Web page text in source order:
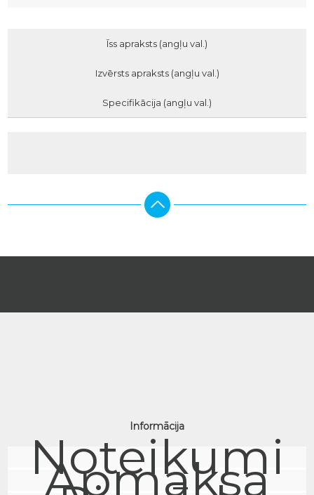
Īss apraksts (angļu val.)
Izvērsts apraksts (angļu val.)
Specifikācija (angļu val.)
Informācija
Noteikumi
Apmaksa